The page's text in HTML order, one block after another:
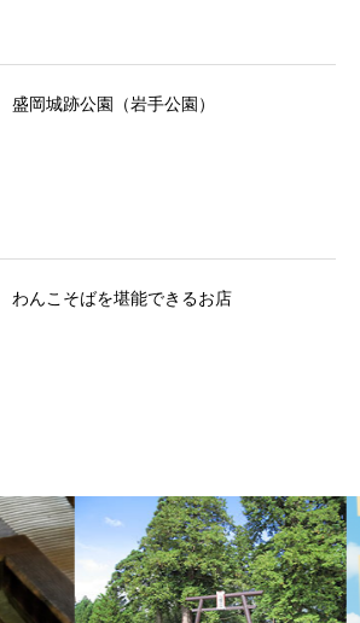
盛岡城跡公園（岩手公園）
わんこそばを堪能できるお店